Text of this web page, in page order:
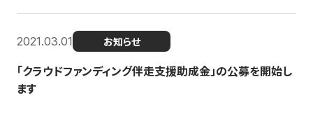
2021.03.01 お知らせ
「クラウドファンディング伴走支援助成金」の公募を開始し
ます